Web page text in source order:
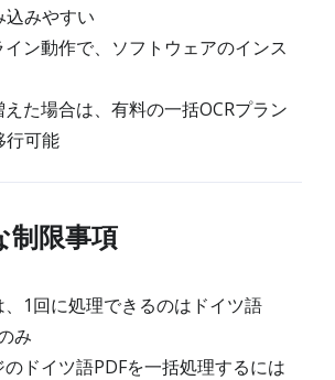
込みやすい
ン動作で、ソフトウェアのインス
た場合は、有料の一括OCRプラン
行可能
制限事項
1回に処理できるのはドイツ語
み
ドイツ語PDFを一括処理するには